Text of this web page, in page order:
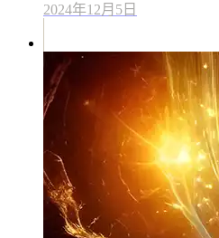
2024年12月5日